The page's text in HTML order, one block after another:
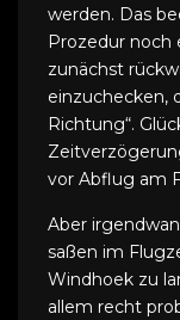
werden. Das
Prozedur noch
zunächst
einzuchecken,
Richtung“.
vor Abflug am
Aber
saßen im
Windhoek zu
allem recht